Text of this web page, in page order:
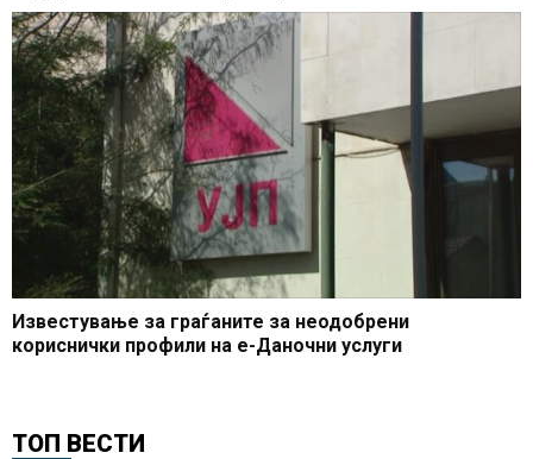
Известување за граѓаните за неодобрени
кориснички профили на е-Даночни услуги
ТОП ВЕСТИ